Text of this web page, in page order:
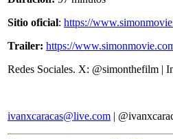
Sitio oficial: https://
Trailer: https://
Redes Sociales. X: @simonthefilm |
ivanxcaracas@live.com |